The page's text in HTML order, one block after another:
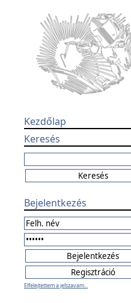
Kezdőlap
Keresés
Bejelentkezés
Elfelejtettem a jelszavam...